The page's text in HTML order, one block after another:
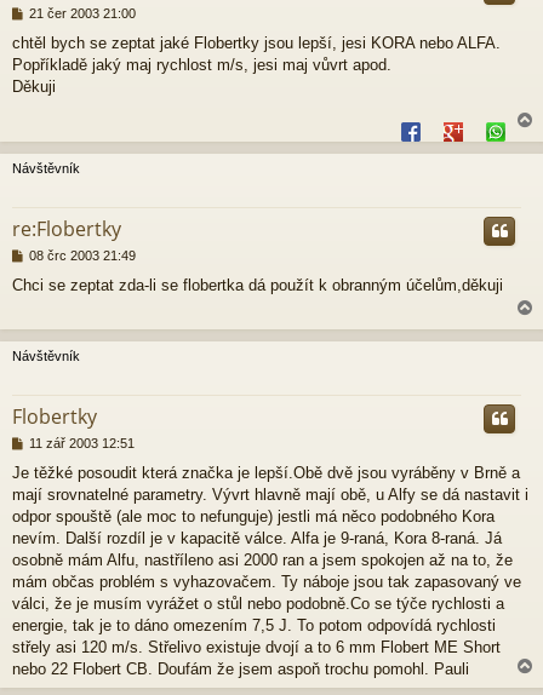
P
í
s
p
e
k
21 čer 2003 21:00
chtěl bych se zeptat jaké Flobertky jsou lepší, jesi KORA nebo ALFA.
Popříkladě jaký maj rychlost m/s, jesi maj vůvrt apod.
Děkuji
a
h
Návštěvník
re:Flobertky
P
í
p
ě
v
08 črc 2003 21:49
Chci se zeptat zda-li se flobertka dá použít k obranným účelům,děkuji
a
h
Návštěvník
Flobertky
P
í
s
p
ě
e
k
11 zář 2003 12:51
Je těžké posoudit která značka je lepší.Obě dvě jsou vyráběny v Brně a
mají srovnatelné parametry. Vývrt hlavně mají obě, u Alfy se dá nastavit i
odpor spouště (ale moc to nefunguje) jestli má něco podobného Kora
nevím. Další rozdíl je v kapacitě válce. Alfa je 9-raná, Kora 8-raná. Já
osobně mám Alfu, nastříleno asi 2000 ran a jsem spokojen až na to, že
mám občas problém s vyhazovačem. Ty náboje jsou tak zapasovaný ve
válci, že je musím vyrážet o stůl nebo podobně.Co se týče rychlosti a
energie, tak je to dáno omezením 7,5 J. To potom odpovídá rychlosti
střely asi 120 m/s. Střelivo existuje dvojí a to 6 mm Flobert ME Short
nebo 22 Flobert CB. Doufám že jsem aspoň trochu pomohl. Pauli
a